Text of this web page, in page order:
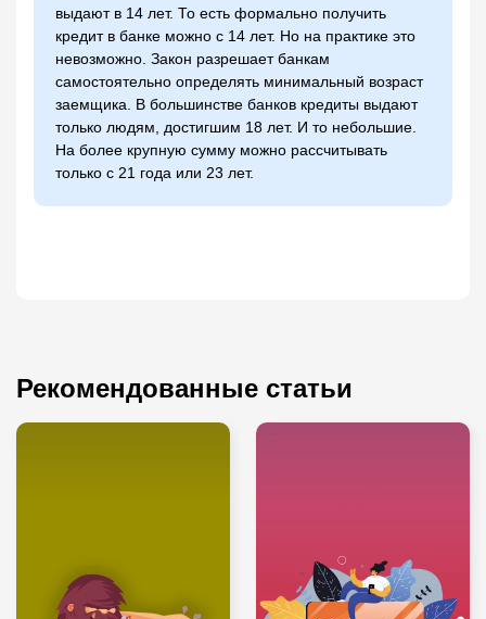
выдают в 14 лет. То есть формально получить
кредит в банке можно с 14 лет. Но на практике это
невозможно. Закон разрешает банкам
самостоятельно определять минимальный возраст
заемщика. В большинстве банков кредиты выдают
только людям, достигшим 18 лет. И то небольшие.
На более крупную сумму можно рассчитывать
только с 21 года или 23 лет.
Рекомендованные статьи